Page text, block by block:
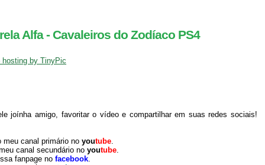
Alfa - Cavaleiros do Zodíaco PS4
joínha amigo, favoritar o vídeo e compartilhar em suas redes sociais!
meu canal primário noyoutube.
canal secundário no youtube.
fanpage no facebook.